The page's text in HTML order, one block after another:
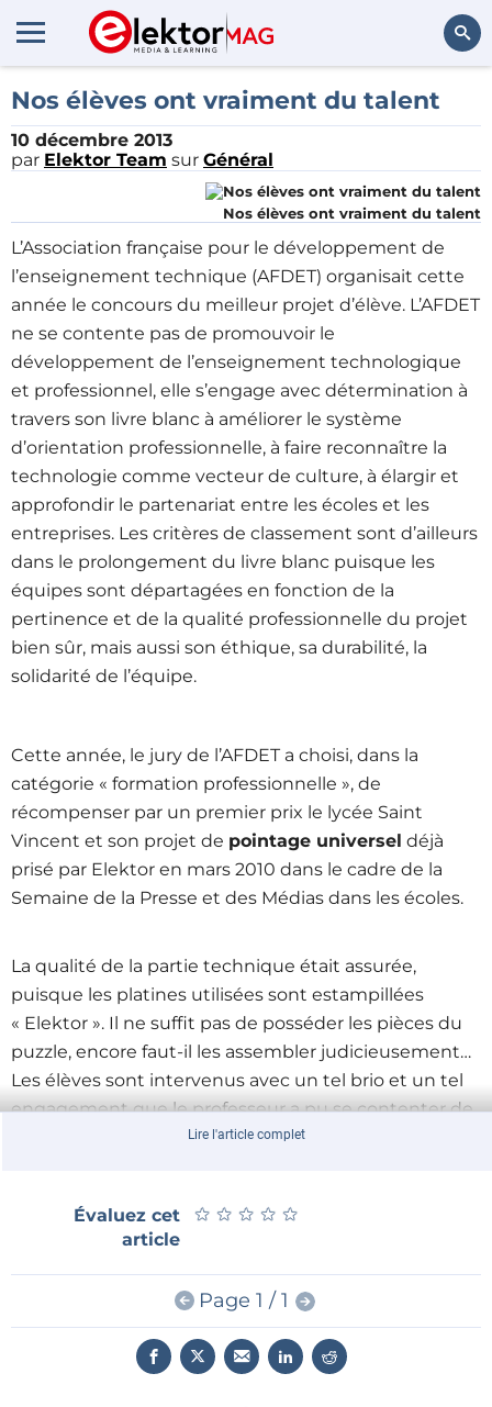
Rechercher
Nos élèves ont vraiment du talent
10 décembre 2013
par Elektor Team sur Général
Nos élèves ont vraiment du talent
L’Association française pour le développement de
l’enseignement technique (AFDET) organisait cette
année le concours du meilleur projet d’élève. L’AFDET
ne se contente pas de promouvoir le
développement de l’enseignement technologique
et professionnel, elle s’engage avec détermination à
travers son livre blanc à améliorer le système
d’orientation professionnelle, à faire reconnaître la
technologie comme vecteur de culture, à élargir et
approfondir le partenariat entre les écoles et les
entreprises. Les critères de classement sont d’ailleurs
dans le prolongement du livre blanc puisque les
équipes sont départagées en fonction de la
pertinence et de la qualité professionnelle du projet
bien sûr, mais aussi son éthique, sa durabilité, la
solidarité de l’équipe.
Cette année, le jury de l’AFDET a choisi, dans la
catégorie « formation professionnelle », de
récompenser par un premier prix le lycée Saint
Vincent et son projet de pointage universel déjà
prisé par Elektor en mars 2010 dans le cadre de la
Semaine de la Presse et des Médias dans les écoles.
La qualité de la partie technique était assurée,
puisque les platines utilisées sont estampillées
« Elektor ». Il ne suffit pas de posséder les pièces du
puzzle, encore faut-il les assembler judicieusement…
Les élèves sont intervenus avec un tel brio et un tel
engagement que le professeur a pu se contenter de
canaliser les énergies afin que la réalisation aboutisse
Obtenir avec ce système de pointage
RFID universel d’abord la reconnaissance d'Elektor,
puis celle de la Direction Diocésaine de
l’Enseignement Catholique et enfin celle de l’AFDET,
est une immense satisfaction pour les élèves de la
Lire l'article complet
Évaluez cet
article
★ ★ ★ ★ ★
★ ★ ★ ★ ★
Page 1 / 1